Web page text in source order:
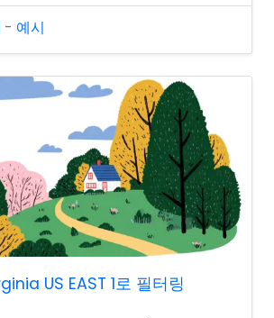
- 예시
US EAST 1로 필터링